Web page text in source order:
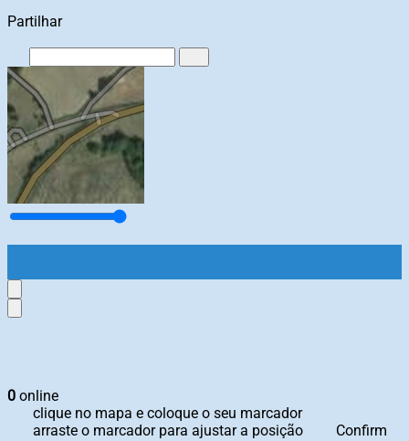
Partilhar
0 online
clique no mapa e coloque o seu marcador
arraste o marcador para ajustar a posição
Confirm